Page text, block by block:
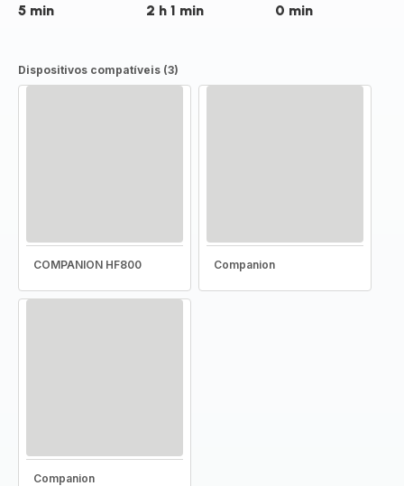
5 min 2 h 1 min 0 min
Dispositivos compatíveis (3)
COMPANION HF800 Companion
Companion